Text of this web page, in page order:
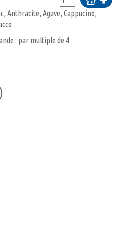
au
panier
Anthracite, Agave, Cappucino,
: par multiple de 4